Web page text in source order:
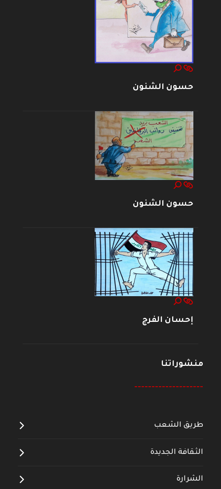
حسون الشنون
حسون الشنون
إحسان الفرج
منشوراتنا
--------------------
طريق الشعب
الثقافة الجديدة
الشرارة